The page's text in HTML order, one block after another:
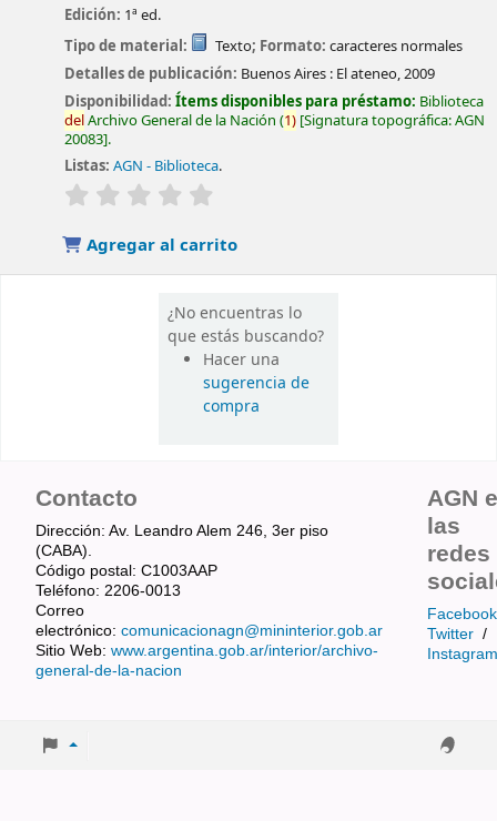
Edición: 1ª ed.
Tipo de material:
Texto; Formato: caracteres normales
Detalles de publicación: Buenos Aires : El ateneo,2009
Disponibilidad:Ítems disponibles para préstamo: Biblioteca
delArchivo General de la Nación (1) Signatura topográfica:AGN
20083 .
Listas: AGN - Biblioteca.
valoración
Agregar al carrito
¿No encuentras lo
que estás buscando?
Hacer una
sugerencia de
compra
Contacto
Dirección: Av. Leandro Alem 246, 3er piso
(CABA).
Código postal: C1003AAP
Teléfono: 2206-0013
Correo
electrónico: comunicacionagn@mininterior.gob.ar
Sitio Web: www.argentina.gob.ar/interior/archivo-
general-de-la-nacion
AGN
las
redes
Facebook
Twitter /
Instagram